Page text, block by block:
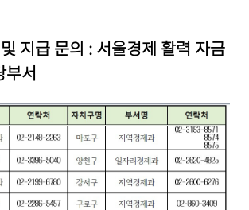
지급 문의 : 서울경제 활력 자금
부서